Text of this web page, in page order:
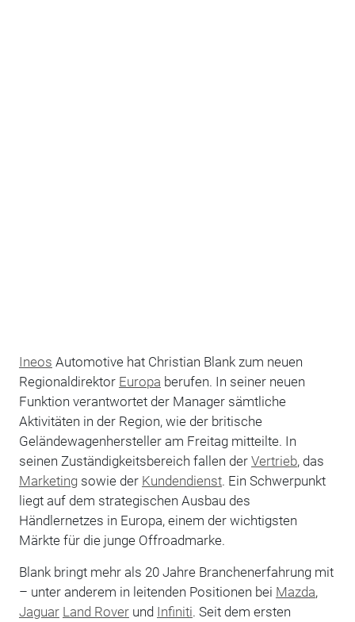
Ineos Automotive hat Christian Blank zum neuen
Regionaldirektor Europa berufen. In seiner neuen
Funktion verantwortet der Manager sämtliche
Aktivitäten in der Region, wie der britische
Geländewagenhersteller am Freitag mitteilte. In
seinen Zuständigkeitsbereich fallen der Vertrieb, das
Marketingsowie der Kundendienst. Ein Schwerpunkt
liegt auf dem strategischen Ausbau des
Händlernetzes in Europa, einem der wichtigsten
Märkte für die junge Offroadmarke.
Blank bringt mehr als 20 Jahre Branchenerfahrung mit
– unter anderem in leitenden Positionen bei Mazda,
Jaguar Land Roverund Infiniti. Seit dem ersten